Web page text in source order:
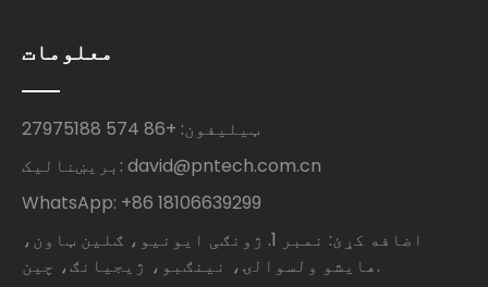
معلومات
ټیلیفون: +86 574 27975188
بریښنالیک: david@pntech.com.cn
WhatsApp: +86 18106639299
اضافه کړئ: نمبر 1. ژونګی ایونیو، ګلین ټاون،
هایشو ولسوالۍ، نینګبو، ژیجیانګ، چین.